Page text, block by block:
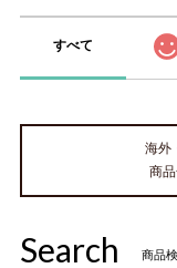
すべて
海外
商
Search 商品